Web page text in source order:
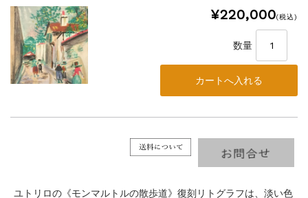
¥220,000(税込)
数量
ユトリロの《モンマルトルの散歩道》復刻リトグラフは、淡い色